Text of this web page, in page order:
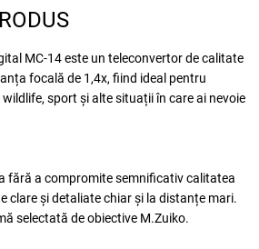
MC-14 este un teleconvertor de calitate
focală de 1,4x, fiind ideal pentru
sport și alte situații în care ai nevoie
fără a compromite semnificativ calitatea
clare și detaliate chiar și la distanțe mari.
selectată de obiective M.Zuiko.